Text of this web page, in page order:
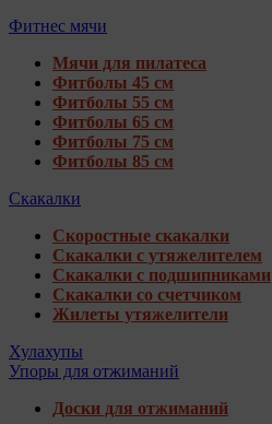
Фитнес мячи
Мячи для пилатеса
Фитболы 45 см
Фитболы 55 см
Фитболы 65 см
Фитболы 75 см
Фитболы 85 см
Скакалки
Скоростные скакалки
Скакалки с утяжелителем
Скакалки с подшипниками
Скакалки со счетчиком
Жилеты утяжелители
Хулахупы
Упоры для отжиманий
Доски для отжиманий